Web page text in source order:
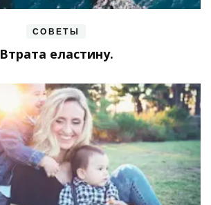
СОВЕТЫ
Втрата еластину.